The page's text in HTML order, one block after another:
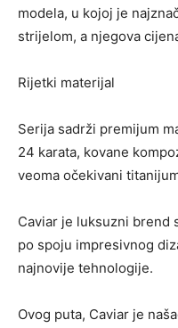
modela, u kojoj je
strijelom, a njegova
Rijetki materijal
Serija sadrži premijum
24 karata, kovane
veoma očekivani
Caviar je luksuzni brend
po spoju impresivnog
najnovije tehnologije.
Ovog puta, Caviar je